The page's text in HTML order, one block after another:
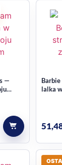
—
lalka